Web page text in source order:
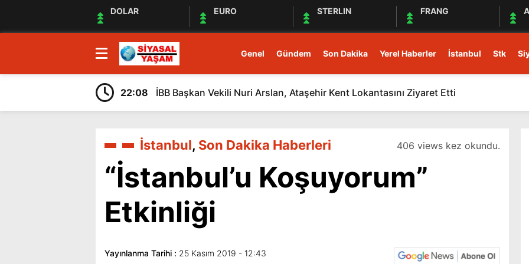
DOLAR EURO STERLIN FRANG
Genel Gündem Son Dakika Yerel Haberler İstanbul Stk
22:08 İBB Başkan Vekili Nuri Arslan, Ataşehir Kent Lokantasını Ziyaret Etti
İstanbul, Son Dakika Haberleri 406 views kez okundu.
“İstanbul’u Koşuyorum”
Etkinliği
Yayınlanma Tarihi : 25 Kasım 2019 - 12:43